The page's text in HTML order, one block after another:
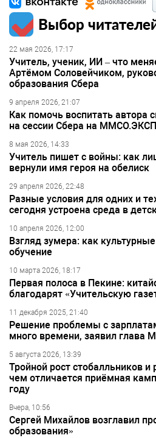
Выбор
22 мая 2026, 17:17
Учитель, ученик, ИИ – что
Артёмом Соловейчиком,
образования Сбера
9 апреля 2026, 21:07
Как помочь воспитать автора
на сессии Сбера на
8 мая 2026, 14:33
Учитель пишет с войны: как
вернули имя героя на обелиск
29 апреля 2026, 22:48
Разные условия для одних и
сегодня устроена среда в
10 апреля 2026, 12:00
Взгляд зумера: как
обучение
10 марта 2026, 18:17
Первая полоса в Пекине:
благодарят «Учительскую
11 декабря 2025, 21:40
Решение проблемы с
много времени, заявил глава
5 августа 2026, 13:39
Тройной рост стобалльников
чем отличается приёмная
году
Вчера, 10:56
Сергей Михайлов возглавил
образования»